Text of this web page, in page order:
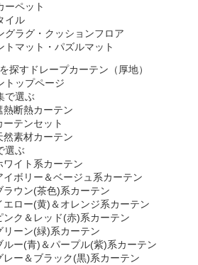
ーペット
イル
グラグ・クッションフロア
トマット・パズルマット
ドレープカーテン（厚地）
トップページ
で選ぶ
熱断熱カーテン
ーテンセット
然素材カーテン
選ぶ
ワイト系カーテン
イボリー＆ベージュ系カーテン
ラウン(茶色)系カーテン
エロー(黄)＆オレンジ系カーテン
ンク＆レッド(赤)系カーテン
リーン(緑)系カーテン
ルー(青)＆パープル(紫)系カーテン
レー＆ブラック(黒)系カーテン